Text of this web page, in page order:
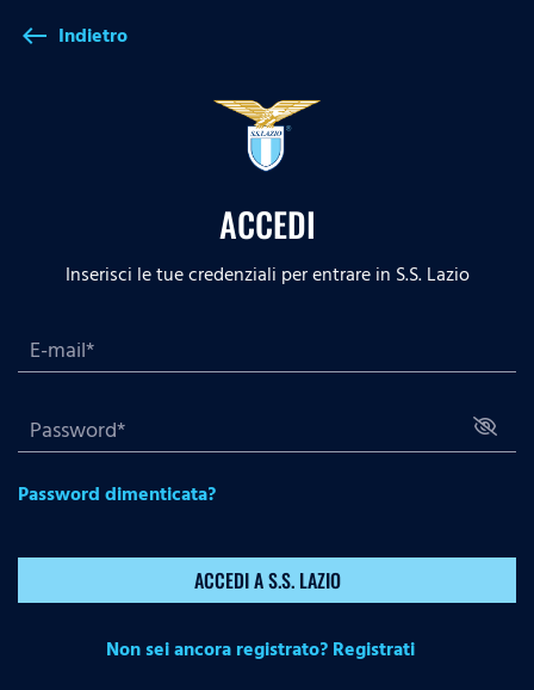
west Indietro
ACCEDI
Inserisci le tue credenziali per entrare in S.S. Lazio
Password dimenticata?
ACCEDI A S.S. LAZIO
Non sei ancora registrato? Registrati